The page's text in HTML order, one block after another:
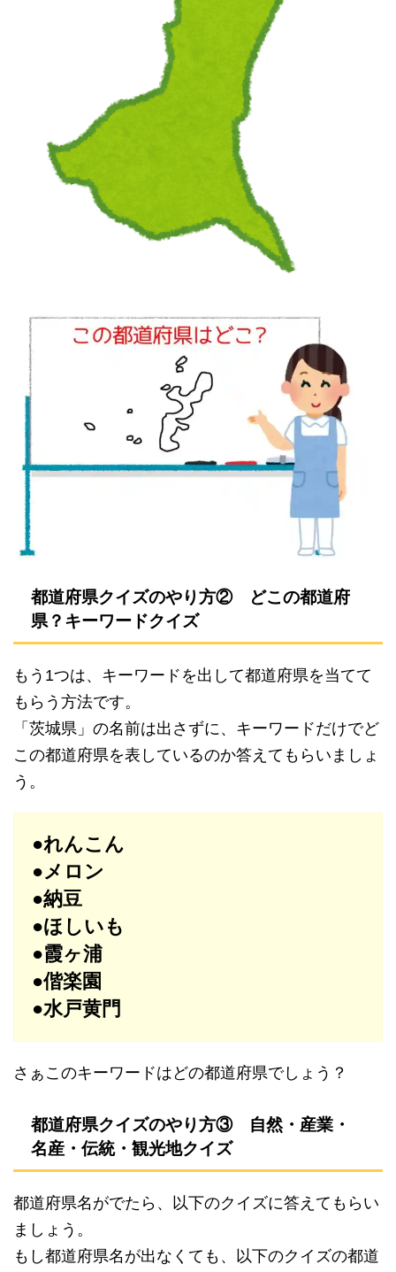
都道府県クイズのやり方② どこの都道府
県？キーワードクイズ
もう1つは、キーワードを出して都道府県を当てて
もらう方法です。
「茨城県」の名前は出さずに、キーワードだけでど
この都道府県を表しているのか答えてもらいましょ
う。
●れんこん
●メロン
●納豆
●ほしいも
●霞ヶ浦
●偕楽園
●水戸黄門
さぁこのキーワードはどの都道府県でしょう？
都道府県クイズのやり方③ 自然・産業・
名産・伝統・観光地クイズ
都道府県名がでたら、以下のクイズに答えてもらい
ましょう。
もし都道府県名が出なくても、以下のクイズの都道